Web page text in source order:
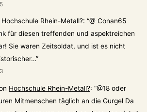
Hochschule Rhein-Metall?: “@ Conan65
für diesen treffenden und aspektreichen
Sie waren Zeitsoldat, und ist es nicht
”
Hochschule Rhein-Metall?: “@18 oder
Mitmenschen täglich an die Gurgel Da